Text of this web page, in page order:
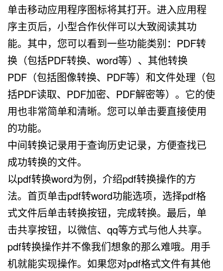
单击移动应用程序图标将其打开。进入应用程
序主页后，小型合作伙伴可以大致阅读其功
能。其中，您可以看到一些功能类别：PDF转
换（包括PDF转换、word等）、其他转换
PDF（包括图像转换、PDF等）和文件处理（包
括PDF读取、PDF加密、PDF解密等）。它的使
用也非常简单和清晰。您可以单击要直接使用
的功能。
中间转换记录用于查询历史记录，方便查找已
成功转换的文件。
以pdf转换word为例，介绍pdf转换操作的方
法。首页单击pdf转word功能选项，选择pdf格
式文件后单击转换按钮，完成转换。最后，单
击共享按钮，以微信、qq等方式与他人共享。
pdf转换操作并不像我们想象的那么难哦。用手
机就能实现操作。如果您对pdf格式文件有其他